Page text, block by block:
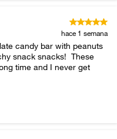
hace 1 semana
candy bar with peanuts
snacks! ￼ These
time and I never get